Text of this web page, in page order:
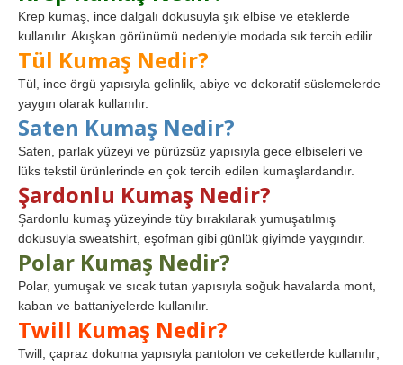
Krep kumaş, ince dalgalı dokusuyla şık elbise ve eteklerde
kullanılır. Akışkan görünümü nedeniyle modada sık tercih edilir.
Tül Kumaş Nedir?
Tül, ince örgü yapısıyla gelinlik, abiye ve dekoratif süslemelerde
yaygın olarak kullanılır.
Saten Kumaş Nedir?
Saten, parlak yüzeyi ve pürüzsüz yapısıyla gece elbiseleri ve
lüks tekstil ürünlerinde en çok tercih edilen kumaşlardandır.
Şardonlu Kumaş Nedir?
Şardonlu kumaş yüzeyinde tüy bırakılarak yumuşatılmış
dokusuyla sweatshirt, eşofman gibi günlük giyimde yaygındır.
Polar Kumaş Nedir?
Polar, yumuşak ve sıcak tutan yapısıyla soğuk havalarda mont,
kaban ve battaniyelerde kullanılır.
Twill Kumaş Nedir?
Twill, çapraz dokuma yapısıyla pantolon ve ceketlerde kullanılır;